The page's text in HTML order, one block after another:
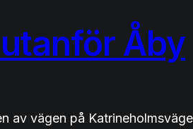
Åby
av vägen på